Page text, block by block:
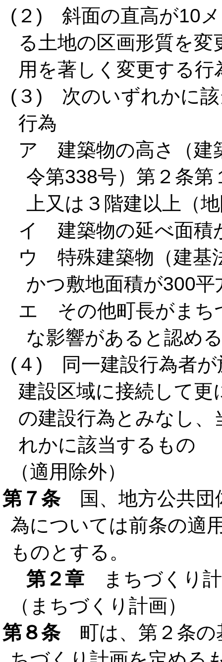
(２) 斜面の直高が10
る土地の区画形質を
用を著しく変更する行
(３) 次のいずれかに該
行為
ア 建築物の高さ（建
令第338号）第２条
上又は３階建以上（
イ 建築物の延べ面積
ウ 特殊建築物（建基
かつ敷地面積が300
エ その他町長がまち
な影響があると認め
(４) 同一建設行為者が
建設区域に接続して
の建設行為とみなし
れかに該当するもの
（適用除外）
第７条国、地方公共団
為については前条の適
ものとする。
第２章 まちづくり
（まちづくり計画）
第８条町は、第２条の